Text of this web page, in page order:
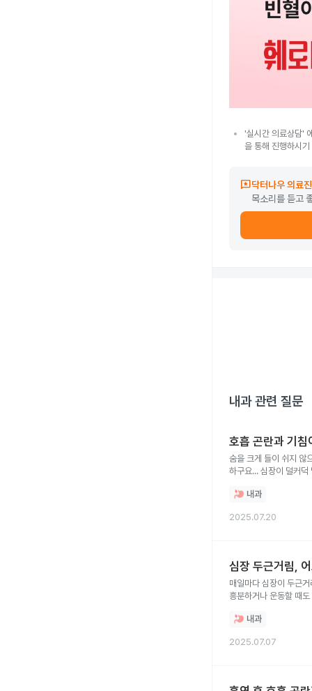
'실시간 의료상담'
을 통해 진행하시
reviews닥터나우 의료
목소리를 듣고
내과관련 질문
호흡 곤란과 기침
숨을 크게 들이 쉬지 않으
하구요... 심장이 덜커덕
내과
2025.07.20
심장 두근거림,
매일마다 심장이 두근
흥분하거나 운동할 때
가야할까 고민이 됩니
내과
2025.07.07